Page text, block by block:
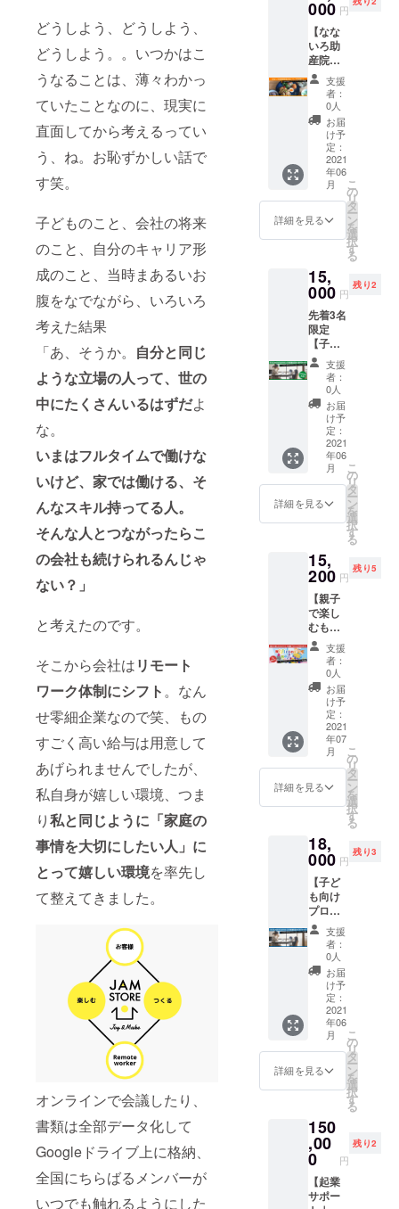
どうしよう、どうしよう、
どうしよう。。いつかはこ
うなることは、薄々わかっ
ていたことなのに、現実に
直面してから考えるってい
う、ね。お恥ずかしい話で
す笑。
子どものこと、会社の将来
のこと、自分のキャリア形
成のこと、当時まあるいお
腹をなでながら、いろいろ
考えた結果
「あ、そうか。 自分と同じ
ような立場の人って、世の
中にたくさんいるはずだよ
な。
いまはフルタイムで働けな
いけど、家では働ける、そ
んなスキル持ってる人。
そんな人とつながったらこ
の会社も続けられるんじゃ
ない？」
と考えたのです。
そこから会社はリモート
ワーク体制にシフト。なん
せ零細企業なので笑、もの
すごく高い給与は用意して
あげられませんでしたが、
私自身が嬉しい環境、つま
り私と同じように「家庭の
事情を大切にしたい人」に
とって嬉しい環境を率先し
て整えてきました。
オンラインで会議したり、
書類は全部データ化して
Googleドライブ上に格納、
全国にちらばるメンバーが
いつでも触れるようにした
所、という
２事業体制
での経営を4
年続ける。
◎2015年：
松本の高齢
に、広告事
業はフルリ
ク体制へ。
飲食部門を
クローズ。
◎2018年：
松本が代表
取締役に就
任。
さらに淀紙
器製作所と
のアライア
ンス契約
で、株式会
社淀紙器製
作所の企画
部長に就
WEBにとど
まらない企
画・プロ
デュース領
域へ。
◎2021年：
ベースキャ
ンプを開
始。また仕
てだけでな
カー、パラ
レルワー
カーの第一
歩を応援す
る場所作り
を手掛け始
◎現在の松
本
JAMSTORE
では、DTP及
びWEB制作
ン・ライ
ティングな
ど）のクリ
エイティブ
まで同
フォー
マット
で幅広
くご参
加いた
だけま
す。 ・
対象：5
歳～大
人 ※3名
様まで
ご参加
けま
す。
が3名に
満たな
い場合
でも価
格は変
わりま
せん ※
備考欄
に参加
人数を
記載下
さい ・
開催場
所：オ
ンライ
（zoom
を予
催での
実施は
ござい
ませ
ん） ・
開催日
時：7月
の開催
を予定
してお
りま
す。
※単日開
催の予
的な開
催日時
ターン
ご購入
の皆様
の予定
を調整
上、決
定いた
しま
す。 ※
株式会
社エン
ジンズ
につい
https://
engines
.co.jp/
主にオ
ンライ
バイル
等・家
庭用な
ど、
ゲーム
コンテ
るタブ
レット
専用の
デジタ
ルコン
テンツ
「オリ
ガミ」
のワー
ショッ
プで
す。 ・
対象：3
歳～8歳
※お子様
けま
す。
加人数
が3名に
満たな
い場合
でも価
格は変
わりま
せん ※
備考欄
に参加
人数を
記載下
Q「オリ
ガミ」
origami
-
edu.co
m/#2
NEC
パーソ
ナルコ
ピュー
タ、レ
ノボ・
ジャパ
ンと
キッズ
プロ
トが共
同開
バルで
直感操
作を通
して自
分だけ
の昔話
動画を
つくる
ことが
できま
す。 ・
開催場
所：
JAMST
ペース
（〒
0023 大
阪市城
東区東
中浜
6−1−31
−3F）
※現地
980円
×12ヶ月
→10ヶ
月分の
料金で
利用
可】
ーー ●
なない
ろ助産
（2021
年7月開
業予
定）
院長／
体操普
及員・
チャイ
ルド
コーチ
ングア
ドバイ
ザーの
安岡美
和さん
による
コア
キッズ
体操
親子体
験｜1回
分 Q:コ
子ども
の発育
考え、
運動メ
ニュー
化した
体幹ト
レーニ
ング体
操で
す。
JCCA
（日本
コアコ
ショニ
ング協
cca-
net.co
m/kids/
が考案
した、
子ども
の可能
性を引
き出す
エクサ
サイズ
で子ど
もの体
幹を鍛
えるた
果的だ
と言わ
子ども
が生ま
れる瞬
間から
立ち会
い、子
000 円
【なな
いろ助
産院見
学会
（ラン
チ試食
付）
＆
JAMST
ORE
キャリ
アベー
スキャ
ンプ1年
間利用
料｜月
×12ヶ月
→10ヶ
月分の
料金で
利用
可】
ーー ●
なない
ろ助産
院見学
会（ラ
ンチ試
食付）
助産
師・安
岡さん
が宝塚
の助産
院。 コ
ンセプ
トは
『栄
養』と
『休
息』で
す 安岡
さんの
お考え
は私た
ちも親
として
母とし
て大変
勉強に
覚えま
した。
今回リ
ターン
へのご
協力を
お願い
した理
由で
す。 以
下、先
日安岡
さんが
挑戦さ
ラファ
ンより
用させ
ていた
だきま
どうか
ご一読
支援
者：
0人
お届
け予
定：
2021
年06
月
詳細を見る
こ
の
リ
タ
ー
ン
を
選
択
す
る
15,
000 円
残り2
先着3名
限定
【子ど
も向け
プログ
ラミン
グ体験1
回分
（親子
参加
可）
＆
JAMST
ORE
キャリ
アベー
ンプ
12ヶ月
利用
料
＆ 】
ーー ●
子ども
向けプ
ログラ
ミング
体験
（親子
参加
可）｜1
回分 お
けいこ
JAMに
講師を
して下
さって
いる、
きの
ぴぃ先
生の体
験レッ
スン ・
きの
ぴぃ先
生プロ
フィー
https://j
ambas
ecamp.
ec/blog/
2021/02
/02/001
745
【注意
事項】
・
Scratch
支援
者：
0人
お届
け予
定：
2021
年06
月
詳細を見る
こ
の
リ
タ
ー
ン
を
選
択
す
る
15,
200 円
残り5
【親子
で楽し
むもの
づくり
体験
「にじ
いろの
ネジ」
ご参加
3名様
＆
JAMST
ORE
キャリ
アベー
スキャ
間利用
料｜月
980円
×12ヶ月
→10ヶ
月分の
料金で
利用
可】
ーー 絵
本の読
み聞か
せを通
して、
「つく
る」こ
とや
を学
び、そ
の後ド
ライ
バーな
どの工
支援
者：
0人
お届
け予
定：
2021
年07
月
詳細を見る
こ
の
リ
タ
ー
ン
を
選
択
す
る
18,
000 円
残り3
【子ど
も向け
プログ
ラミン
グ体験1
回分
（親子
参加
可）
＆
JAMST
ORキャ
リア
ベース
キャン
プ12ヶ
料】
ーー ●
子ども
向けプ
ログラ
ミング
支援
者：
0人
お届
け予
定：
2021
年06
月
詳細を見る
こ
の
リ
タ
ー
ン
を
選
択
す
る
150
,00
0 円
残り2
【起業
サポー